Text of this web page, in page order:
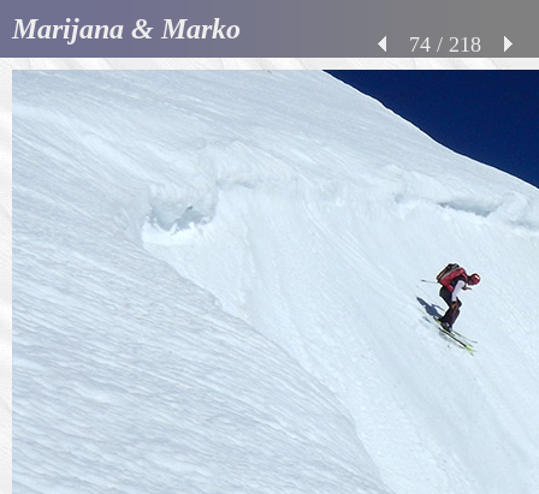
Marijana & Marko 74 / 218